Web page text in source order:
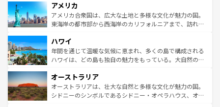
ンツ一覧を参照してほしい。
の建物がそのまま残る町や、スイスならではのユニークな
博物館もあり、アルプス観光だけでなく町歩きも満喫する
ことができる。国民の所得が高いため物価も高いが、旅行
ば市内交通費無料で観光を楽しむこともできる。 なお、新
着のスイス情報はコンテンツ一覧 を参照してほしい。
アメリカ
アメリカ合衆国は、広大な土地と多様な文化が魅力の国。
東海岸の都市部から西海岸のカリフォルニアまで、訪れる
のような巨大都市は、観光、ショッピング、エンターテイ
ンメントが詰まった刺激的なスポットだ。一方、アメリカ
西部には大自然が広がり、グランドキャニオンやイエロー
部のニューオーリンズでは、音楽と美食が融合した独特の
文化が魅力。旅行者はアメリカの各地域で異なる魅力を楽
しみながら、その多様性と豊かな歴史を感じることができ
ハワイ
年間を通じて温暖な気候に恵まれ、多くの島で構成される
ハワイは、どの島も独自の魅力をもっている。大自然の神
ワイ島は見逃せない。また、定番の観光地といえばオアフ
島だが、静かな自然を求めるならマウイ島やカウアイ島が
おすすめ。エメラルドグリーンに輝く海をはじめ、豊かな
オーストラリア
オーストラリアは、壮大な自然と多様な文化が魅力の国。
シドニーのシンボルであるシドニー・オペラハウス、オー